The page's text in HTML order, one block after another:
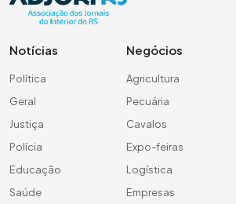
Notícias
Política
Geral
Justiça
Polícia
Educação
Saúde
Negócios
Agricultura
Pecuária
Cavalos
Expo-feiras
Logística
Empresas